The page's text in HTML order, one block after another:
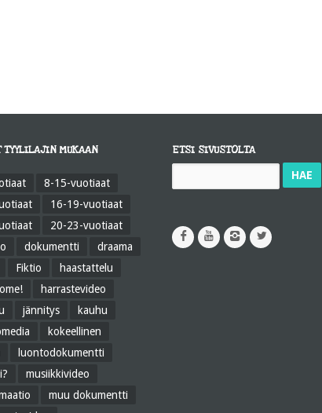
TYYLILAJIN MUKAAN
8-15-vuotiaat
16-19-vuotiaat
20-23-vuotiaat
dokumentti
draama
Fiktio
haastattelu
harrastevideo
jännitys
kauhu
kokeellinen
luontodokumentti
musiikkivideo
muu dokumentti
ETSI SIVUSTOLTA